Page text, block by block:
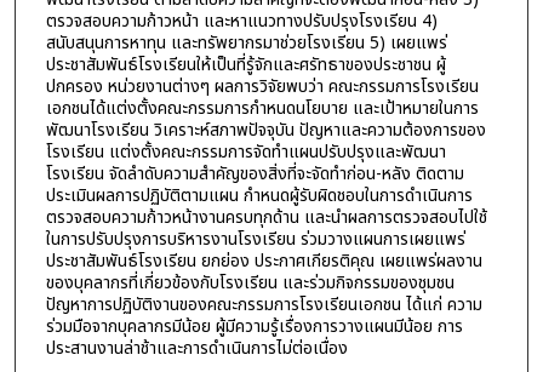
ตรวจสอบความก้าวหน้า และหาแนวทางปรับปรุงโรงเรียน 4)
สนับสนุนการหาทุน และทรัพยากรมาช่วยโรงเรียน 5) เผยแพร่
ประชาสัมพันธ์โรงเรียนให้เป็นที่รู้จักและศรัทธาของประชาชน ผู้
ปกครอง หน่วยงานต่างๆ ผลการวิจัยพบว่า คณะกรรมการโรงเรียน
เอกชนได้แต่งตั้งคณะกรรมการกำหนดนโยบาย และเป้าหมายในการ
พัฒนาโรงเรียน วิเคราะห์สภาพปัจจุบัน ปัญหาและความต้องการของ
โรงเรียน แต่งตั้งคณะกรรมการจัดทำแผนปรับปรุงและพัฒนา
โรงเรียน จัดลำดับความสำคัญของสิ่งที่จะจัดทำก่อน-หลัง ติดตาม
ประเมินผลการปฏิบัติตามแผน กำหนดผู้รับผิดชอบในการดำเนินการ
ตรวจสอบความก้าวหน้างานครบทุกด้าน และนำผลการตรวจสอบไปใช้
ในการปรับปรุงการบริหารงานโรงเรียน ร่วมวางแผนการเผยแพร่
ประชาสัมพันธ์โรงเรียน ยกย่อง ประกาศเกียรติคุณ เผยแพร่ผลงาน
ของบุคลากรที่เกี่ยวข้องกับโรงเรียน และร่วมกิจกรรมของชุมชน
ปัญหาการปฏิบัติงานของคณะกรรมการโรงเรียนเอกชน ได้แก่ ความ
ร่วมมือจากบุคลากรมีน้อย ผู้มีความรู้เรื่องการวางแผนมีน้อย การ
ประสานงานล่าช้าและการดำเนินการไม่ต่อเนื่อง